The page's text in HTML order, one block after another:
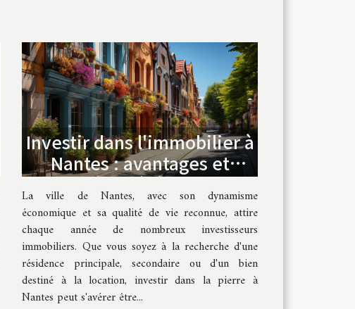
Investir dans l'immobilier à
Nantes : avantages et
pièges à éviter
La ville de Nantes, avec son dynamisme
économique et sa qualité de vie reconnue, attire
chaque année de nombreux investisseurs
immobiliers. Que vous soyez à la recherche d'une
résidence principale, secondaire ou d'un bien
destiné à la location, investir dans la pierre à
Nantes peut s'avérer être...